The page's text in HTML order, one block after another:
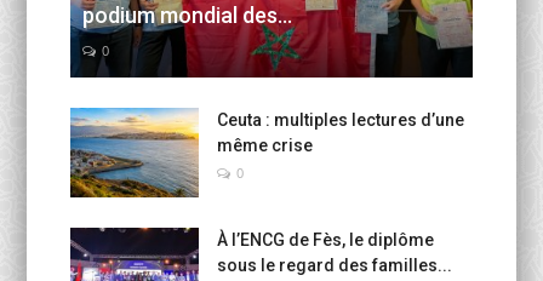
podium mondial des...
0
Ceuta : multiples lectures d’une
même crise
0
À l’ENCG de Fès, le diplôme
sous le regard des familles...